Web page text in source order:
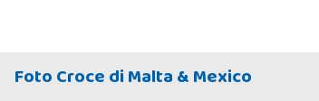
Foto Croce di Malta & Mexico